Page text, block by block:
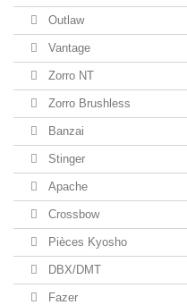
Outlaw
Vantage
Zorro NT
Zorro Brushless
Banzai
Stinger
Apache
Crossbow
Pièces Kyosho
DBX/DMT
Fazer